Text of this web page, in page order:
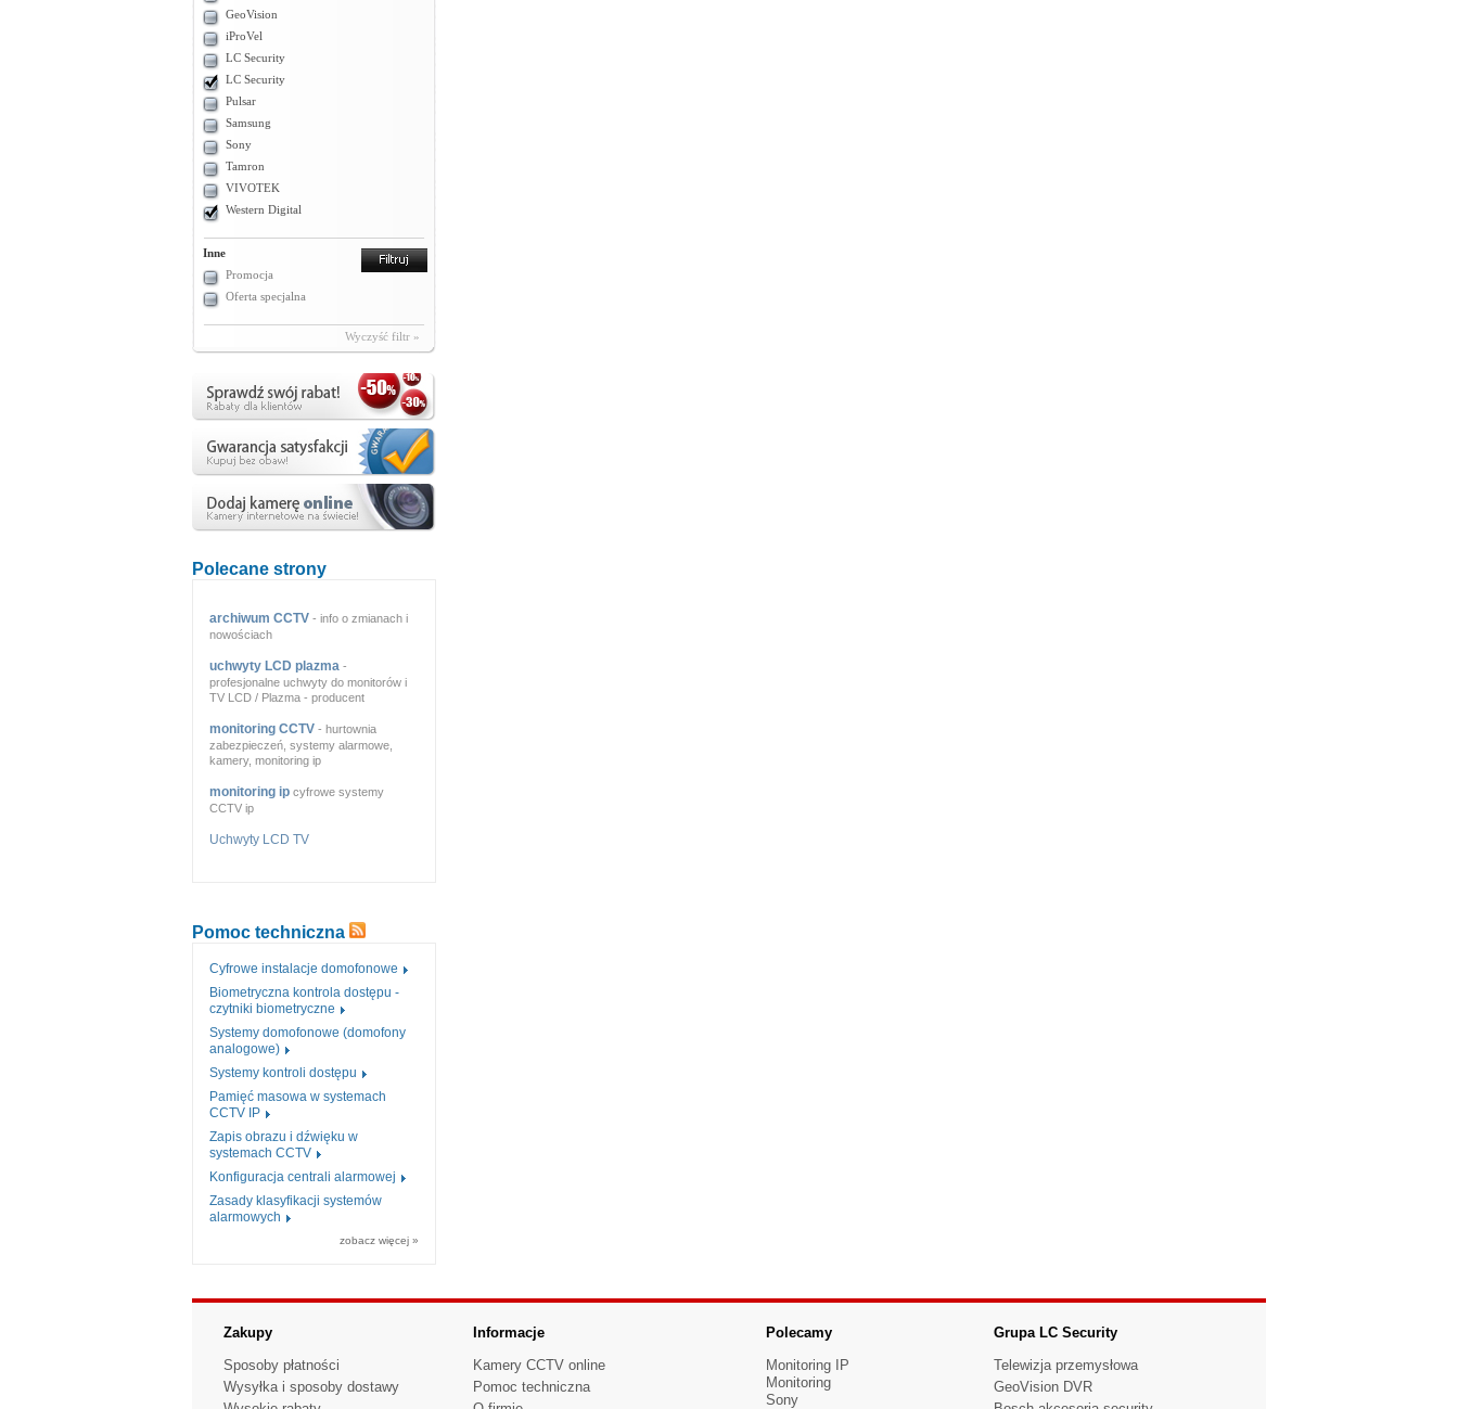
GeoVision
iProVel
LC Security
LC Security
Pulsar
Samsung
Sony
Tamron
VIVOTEK
Western Digital
Inne
Promocja
Oferta specjalna
Wyczyść filtr »
Polecane strony
archiwum CCTV - info o zmianach i
nowościach
uchwyty LCD plazma -
profesjonalne uchwyty do monitorów i
TV LCD / Plazma - producent
monitoring CCTV - hurtownia
zabezpieczeń, systemy alarmowe,
kamery, monitoring ip
monitoring ip cyfrowe systemy
CCTV ip
Uchwyty LCD TV
Pomoc techniczna
Cyfrowe instalacje domofonowe
Biometryczna kontrola dostępu -
czytniki biometryczne
Systemy domofonowe (domofony
analogowe)
Systemy kontroli dostępu
Pamięć masowa w systemach
CCTV IP
Zapis obrazu i dźwięku w
systemach CCTV
Konfiguracja centrali alarmowej
Zasady klasyfikacji systemów
alarmowych
zobacz więcej »
Zakupy
Sposoby płatności
Wysyłka i sposoby dostawy
Informacje
Kamery CCTV online
Pomoc techniczna
Polecamy
Monitoring IP
Monitoring
Sony
Grupa LC Security
Telewizja przemysłowa
GeoVision DVR